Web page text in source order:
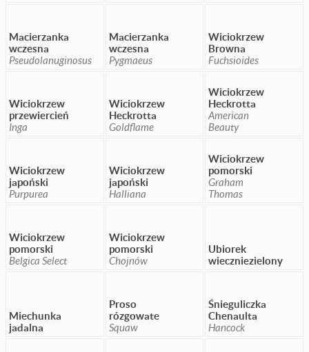
Macierzanka
wczesna
Pseudolanuginosus
Macierzanka
wczesna
Pygmaeus
Wiciokrzew
Browna
Fuchsioides
Wiciokrzew
przewiercień
Inga
Wiciokrzew
Heckrotta
Goldflame
Wiciokrzew
Heckrotta
American
Beauty
Wiciokrzew
japoński
Purpurea
Wiciokrzew
japoński
Halliana
Wiciokrzew
pomorski
Graham
Thomas
Wiciokrzew
pomorski
Belgica Select
Wiciokrzew
pomorski
Chojnów
Ubiorek
wieczniezielony
Miechunka
jadalna
Proso
rózgowate
Squaw
Śnieguliczka
Chenaulta
Hancock